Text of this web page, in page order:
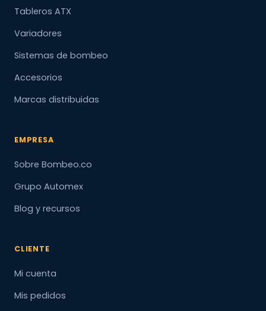
Tableros ATX
Variadores
Sistemas de bombeo
Accesorios
Marcas distribuidas
EMPRESA
Sobre Bombeo.co
Grupo Automex
Blog y recursos
CLIENTE
Mi cuenta
Mis pedidos